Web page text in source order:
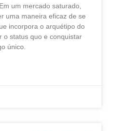
um mercado saturado,
uma maneira eficaz de se
incorpora o arquétipo do
o status quo e conquistar
único.